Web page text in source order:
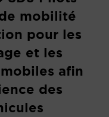
mobilité
pour les
et les
afin
des